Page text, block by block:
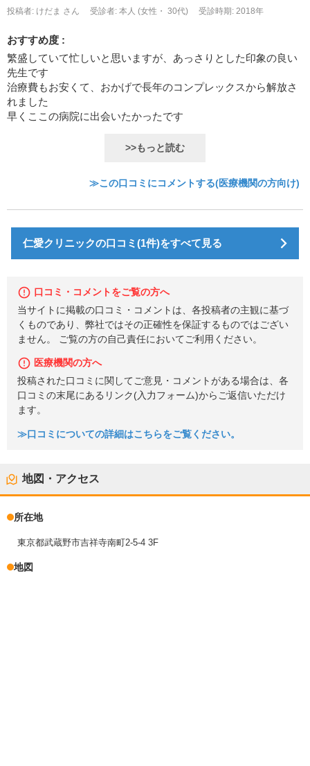
投稿者: けだま さん
受診者: 本人 (女性・ 30代) 受診時期: 2018年
おすすめ度 :
繁盛していて忙しいと思いますが、あっさりとした印象の良い
先生です
治療費もお安くて、おかげで長年のコンプレックスから解放さ
れました
早くここの病院に出会いたかったです
>>もっと読む
≫この口コミにコメントする(医療機関の方向け)
仁愛クリニックの口コミ(1件)をすべて見る
口コミ・コメントをご覧の方へ
当サイトに掲載の口コミ・コメントは、各投稿者の主観に基づ
くものであり、弊社ではその正確性を保証するものではござい
ません。 ご覧の方の自己責任においてご利用ください。
医療機関の方へ
投稿された口コミに関してご意見・コメントがある場合は、各
口コミの末尾にあるリンク(入力フォーム)からご返信いただけ
ます。
≫口コミについての詳細はこちらをご覧ください。
地図・アクセス
所在地
東京都武蔵野市吉祥寺南町2-5-4 3F
地図